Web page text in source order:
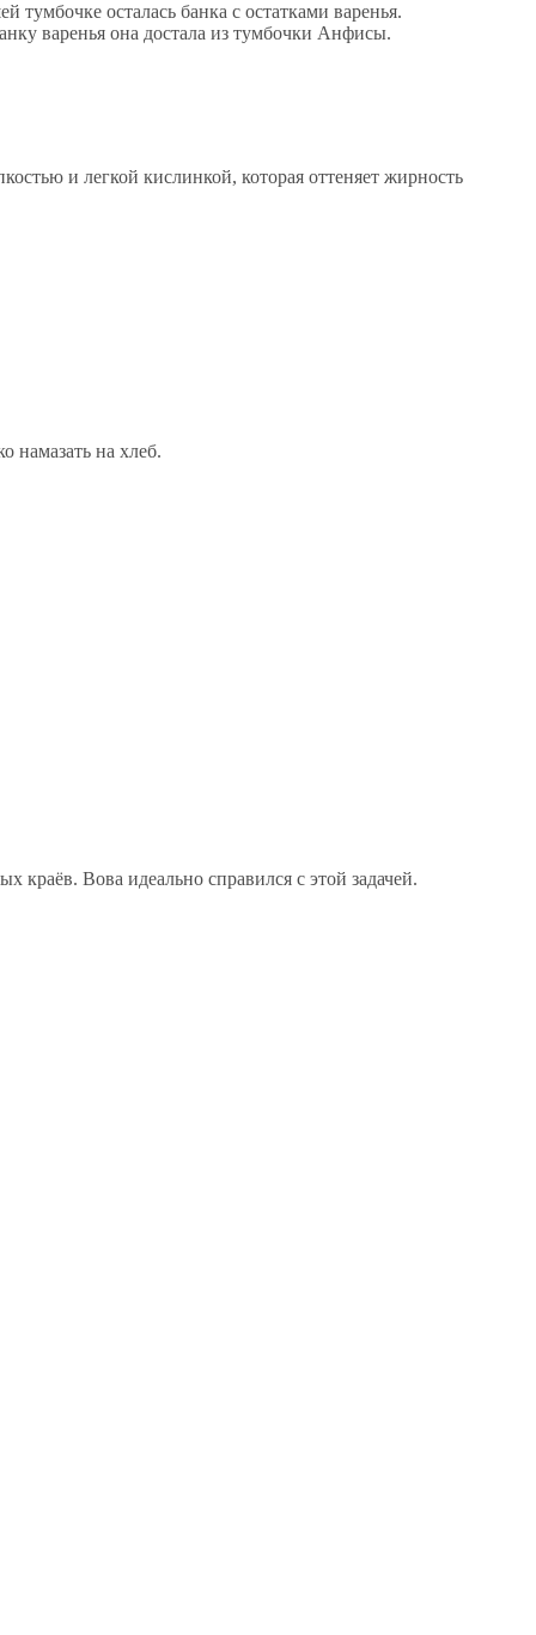
тумбочке осталась банка с остатками варенья.
варенья она достала из тумбочки Анфисы.
и легкой кислинкой, которая оттеняет жирность
намазать на хлеб.
Вова идеально справился с этой задачей.